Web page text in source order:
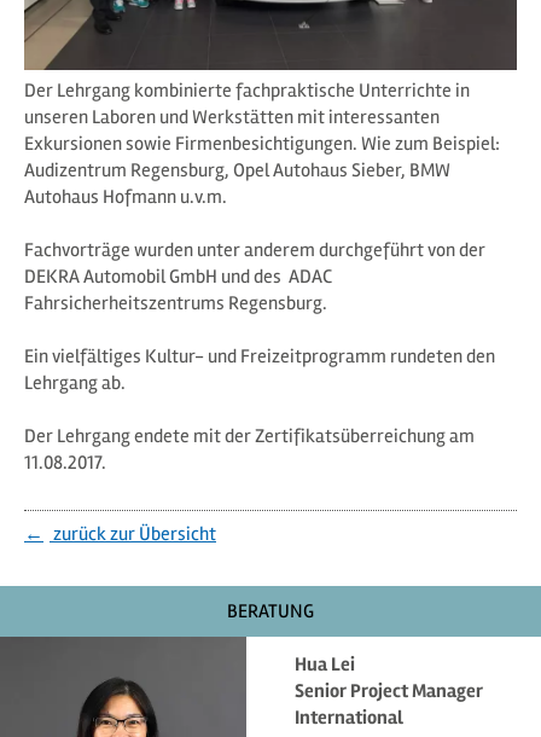
Der Lehrgang kombinierte fachpraktische Unterrichte in
unseren Laboren und Werkstätten mit interessanten
Exkursionen sowie Firmenbesichtigungen. Wie zum Beispiel:
Audizentrum Regensburg, Opel Autohaus Sieber, BMW
Autohaus Hofmann u.v.m.
Fachvorträge wurden unter anderem durchgeführt von der
DEKRA Automobil GmbH und des ADAC
Fahrsicherheitszentrums Regensburg.
Ein vielfältiges Kultur- und Freizeitprogramm rundeten den
Lehrgang ab.
Der Lehrgang endete mit der Zertifikatsüberreichung am
11.08.2017.
zurück zur Übersicht
BERATUNG
Hua Lei
Senior Project Manager
International